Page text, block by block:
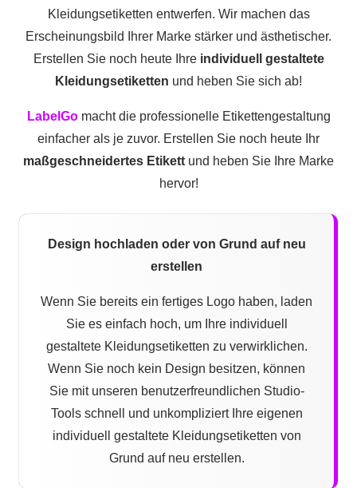
Kleidungsetiketten entwerfen. Wir machen das
Erscheinungsbild Ihrer Marke stärker und ästhetischer.
Erstellen Sie noch heute Ihre individuell gestaltete
Kleidungsetiketten und heben Sie sich ab!
LabelGomacht die professionelle Etikettengestaltung
einfacher als je zuvor. Erstellen Sie noch heute Ihr
maßgeschneidertes Etikett und heben Sie Ihre Marke
hervor!
Design hochladen oder von Grund auf neu
erstellen
Wenn Sie bereits ein fertiges Logo haben, laden
Sie es einfach hoch, um Ihre individuell
gestaltete Kleidungsetiketten zu verwirklichen.
Wenn Sie noch kein Design besitzen, können
Sie mit unseren benutzerfreundlichen Studio-
Tools schnell und unkompliziert Ihre eigenen
individuell gestaltete Kleidungsetiketten von
Grund auf neu erstellen.